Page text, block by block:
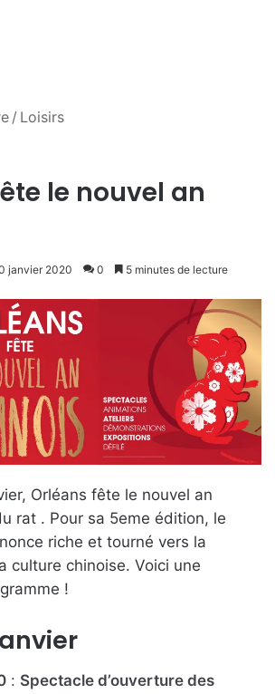
/ Loisirs
le nouvel an
janvier 2020 0 5 minutes de lecture
Orléans fête le nouvel an
rat . Pour sa 5eme édition, le
riche et tourné vers la
culture chinoise. Voici une
!
: Spectacle d’ouverture des